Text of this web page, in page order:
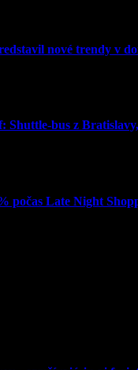
nové trendy v
bus z
Late Night